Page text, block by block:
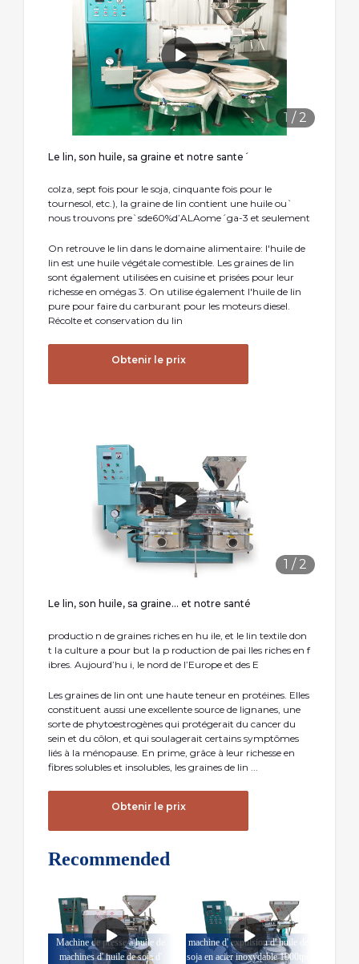
1 / 2
Le lin, son huile, sa graine et notre sante´
colza, sept fois pour le soja, cinquante fois pour le
tournesol, etc.), la graine de lin contient une huile ou`
nous trouvons pre`sde60%d’ALAome´ga-3 et seulement
On retrouve le lin dans le domaine alimentaire: l'huile de
lin est une huile végétale comestible. Les graines de lin
sont également utilisées en cuisine et prisées pour leur
richesse en omégas 3. On utilise également l'huile de lin
pure pour faire du carburant pour les moteurs diesel.
Récolte et conservation du lin
Obtenir le prix
1 / 2
Le lin, son huile, sa graine… et notre santé
productio n de graines riches en hu ile, et le lin textile don
t la culture a pour but la p roduction de pai lles riches en f
ibres. Aujourd’hu i, le nord de l’Europe et des E
Les graines de lin ont une haute teneur en protéines. Elles
constituent aussi une excellente source de lignanes, une
sorte de phytoestrogènes qui protégerait du cancer du
sein et du côlon, et qui soulagerait certains symptômes
liés à la ménopause. En prime, grâce à leur richesse en
fibres solubles et insolubles, les graines de lin ...
Obtenir le prix
Recommended
Machine de presse à huile de
machines d' huile de soja d'
machine d' expulsion d' huile de
soja en acier inoxydable 1900tpd